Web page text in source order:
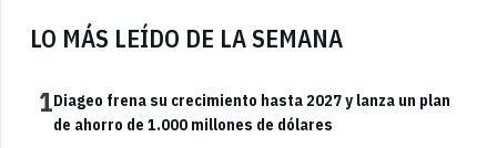
LO MÁS LEÍDO DE LA SEMANA
1Diageo frena su crecimiento hasta 2027 y lanza un plan
de ahorro de 1.000 millones de dólares